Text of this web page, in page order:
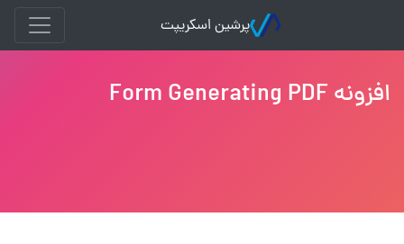
پرشین اسکریپت
افزونه Form Generating PDF